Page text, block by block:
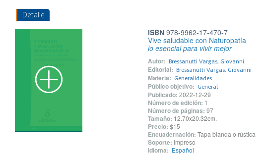
Detalle
ISBN978-9962-17-470-7
Vive saludable con Naturopatía
lo esencial para vivir mejor
Autor: Bressanutti Vargas, Giovanni
Editorial: Bressanutti Vargas, Giovanni
Materia: Generalidades
Público objetivo: General
Publicado: 2022-12-29
Número de edición: 1
Número de páginas: 97
Tamaño: 12.70x20.32cm.
Precio: $15
Encuadernación: Tapa blanda o rústica
Soporte: Impreso
Idioma: Español